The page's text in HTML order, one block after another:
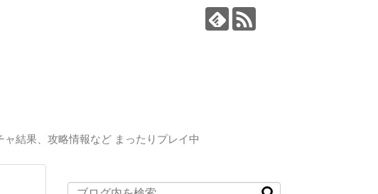
結果、攻略情報など まったりプレイ中